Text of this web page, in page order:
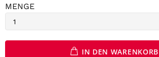
MENGE
IN DEN WARENKORB